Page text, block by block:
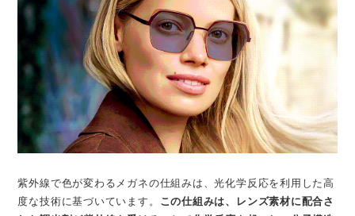
紫外線で色が変わるメガネの仕組みは、光化学反応を利用した高
度な技術に基づいています。 この仕組みは、レンズ素材に配合さ